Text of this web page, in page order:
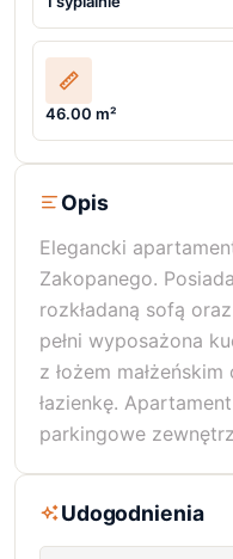
46.00 m²
Opis
Elegancki
Zakopanego.
rozkładaną sofą
pełni wyposażona
z łożem
łazienkę.
parkingowe
Udogodnienia